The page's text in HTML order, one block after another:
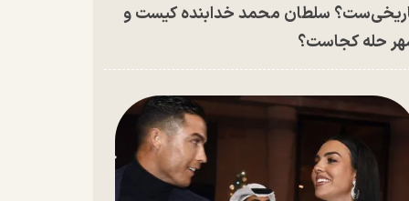
سلطان محمد خدابنده کیست و
حله کجاست؟